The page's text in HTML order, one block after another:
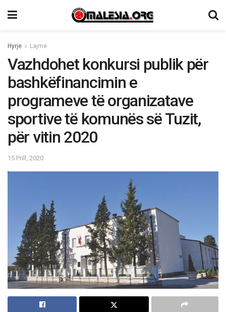
Hyrje Lajme
Vazhdohet konkursi publik për
bashkëfinancimin e
programeve të organizatave
sportive të komunës së Tuzit,
për vitin 2020
15 Prill, 2020